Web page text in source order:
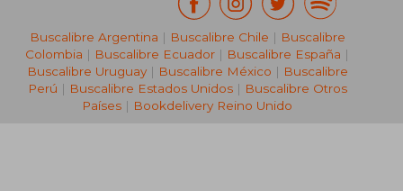
Buscalibre Argentina | Buscalibre Chile | Buscalibre
Colombia | Buscalibre Ecuador | Buscalibre España |
Buscalibre Uruguay| Buscalibre México | Buscalibre
Perú | Buscalibre Estados Unidos| Buscalibre Otros
Países | Bookdelivery Reino Unido